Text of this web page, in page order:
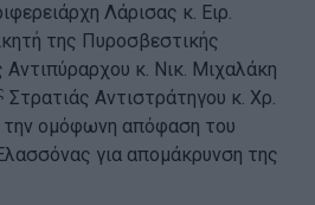
Λάρισας κ. Ειρ.
της Πυροσβεστικής
Αντιπύραρχου κ. Νικ. Μιχαλάκη
Στρατιάς Αντιστράτηγου κ. Χρ.
ομόφωνη απόφαση του
για απομάκρυνση της